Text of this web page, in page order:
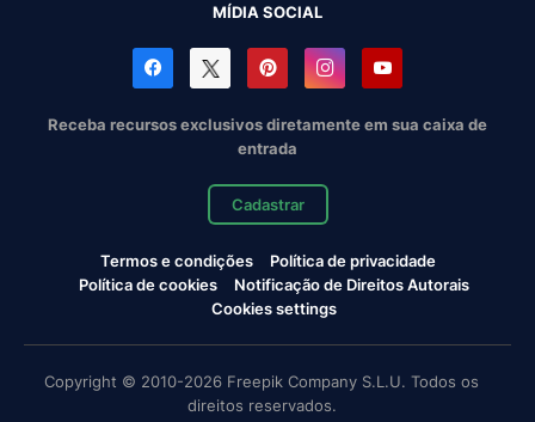
MÍDIA SOCIAL
Receba recursos exclusivos diretamente em sua caixa de
entrada
Cadastrar
Termos e condições
Política de privacidade
Política de cookies
Notificação de Direitos Autorais
Cookies settings
Copyright © 2010-2026 Freepik Company S.L.U. Todos os
direitos reservados.